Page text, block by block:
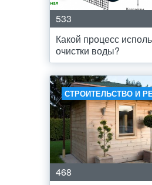
533
Какой процесс
очистки воды?
СТРОИТЕЛЬСТВО И
468